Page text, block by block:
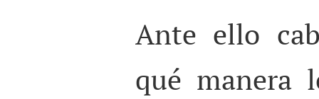
Ante ello
qué manera